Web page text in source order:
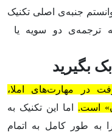
جنبه‌ی اصلی تکنیک
ترجمه‌ی دو سویه یا
بگیرید
در مهارت‌های املا،
است. اما این تکنیک به
به طور کامل به اتمام